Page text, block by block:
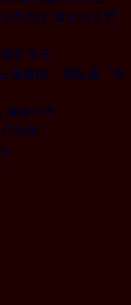
都始於當個爛主管
新蛋王
是虛的，重點是「飛
雙倍價
做到？